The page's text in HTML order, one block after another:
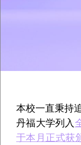
本校一直秉持
丹福大学列入
于本月正式获